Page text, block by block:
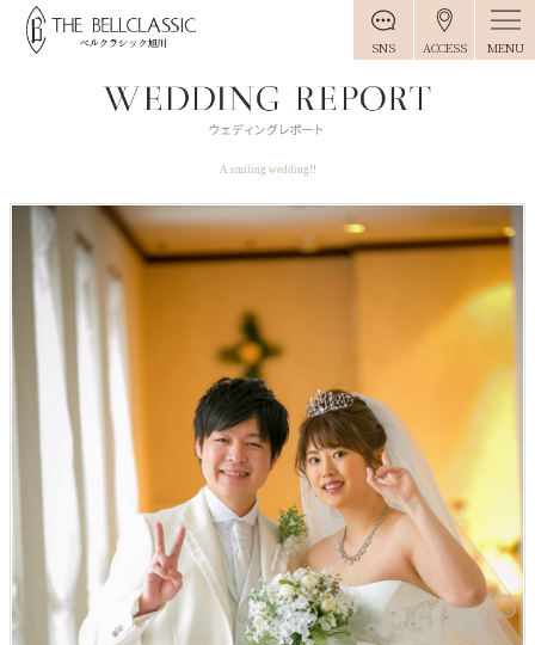
SNS ACCESS MENU
A smiling wedding!!